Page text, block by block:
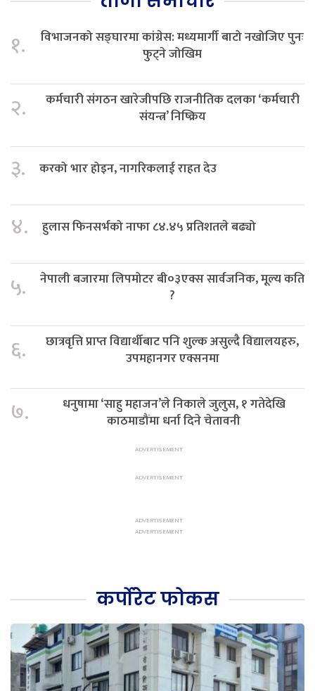
१.
विभाजनको सङ्घारमा कांग्रेस: मध्यमार्गी बाटो नखोजिए पुनः
फुट्ने जोखिम
२.
कर्मचारी संगठन खारेजीपछि राजनीतिक दलका ‘कर्मचारी
संयन्त्र’ निष्क्रिय
३. करको भार होइन, नागरिकलाई राहत देउ
४. हुलास फिनसर्भको नाफा ८४.४५ प्रतिशतले बढ्यो
५.
नेपाली बजारमा लिपमोटर बी०३एक्स सार्वजनिक, मूल्य कति
?
६.
छात्रवृत्ति प्राप्त विद्यार्थीबाट पनि शुल्क असुल्दै विद्यालयहरु,
उपमहानगर एक्सनमा
७.
धनुषामा ‘साहु महाजन’ले निकाले जुलुस, १ गतेदेखि
काठमाडौंमा धर्ना दिने चेतावनी
कर्पोरेट फोकस